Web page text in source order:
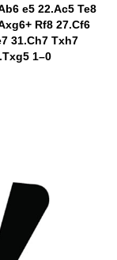
e5 22.Ac5 Te8
Rf8 27.Cf6
31.Ch7 Txh7
1–0